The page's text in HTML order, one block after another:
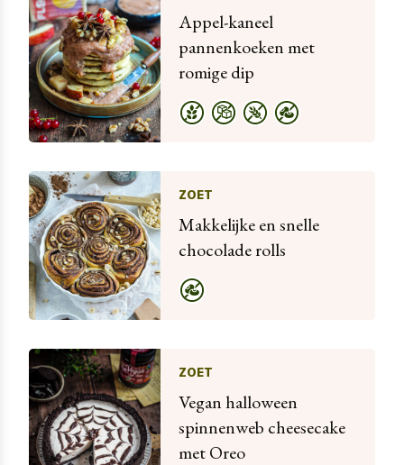
Appel-kaneel
pannenkoeken met
romige dip
ZOET
Makkelijke en snelle
chocolade rolls
ZOET
Vegan halloween
spinnenweb cheesecake
met Oreo